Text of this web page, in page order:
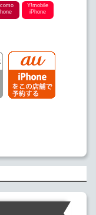
Y!mobile
iPhone